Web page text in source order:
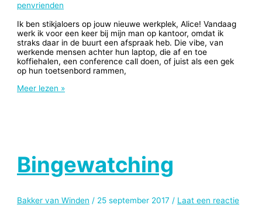
penvrienden
Ik ben stikjaloers op jouw nieuwe werkplek, Alice! Vandaag
werk ik voor een keer bij mijn man op kantoor, omdat ik
straks daar in de buurt een afspraak heb. Die vibe, van
werkende mensen achter hun laptop, die af en toe
koffiehalen, een conference call doen, of juist als een gek
op hun toetsenbord rammen,
Kiezen
Meer lezen »
Bingewatching
Bakker van Winden / 25 september 2017 / Laat een reactie